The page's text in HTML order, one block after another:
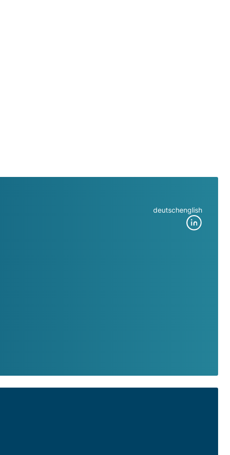
deutschenglish